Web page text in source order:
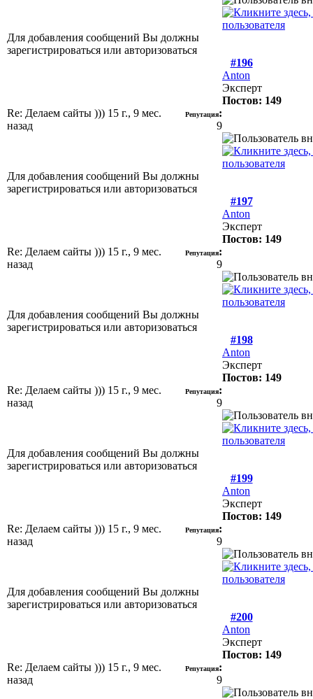
Для добавления сообщений Вы должны
зарегистрироваться или авторизоваться
#196
Re: Делаем сайты ))) 15 г., 9 мес.
назад
Репутация:
9
Anton
Эксперт
Постов: 149
Для добавления сообщений Вы должны
зарегистрироваться или авторизоваться
#197
Re: Делаем сайты ))) 15 г., 9 мес.
назад
Репутация:
9
Anton
Эксперт
Постов: 149
Для добавления сообщений Вы должны
зарегистрироваться или авторизоваться
#198
Re: Делаем сайты ))) 15 г., 9 мес.
назад
Репутация:
9
Anton
Эксперт
Постов: 149
Для добавления сообщений Вы должны
зарегистрироваться или авторизоваться
#199
Re: Делаем сайты ))) 15 г., 9 мес.
назад
Репутация:
9
Anton
Эксперт
Постов: 149
Для добавления сообщений Вы должны
зарегистрироваться или авторизоваться
#200
Re: Делаем сайты ))) 15 г., 9 мес.
назад
Репутация:
9
Anton
Эксперт
Постов: 149